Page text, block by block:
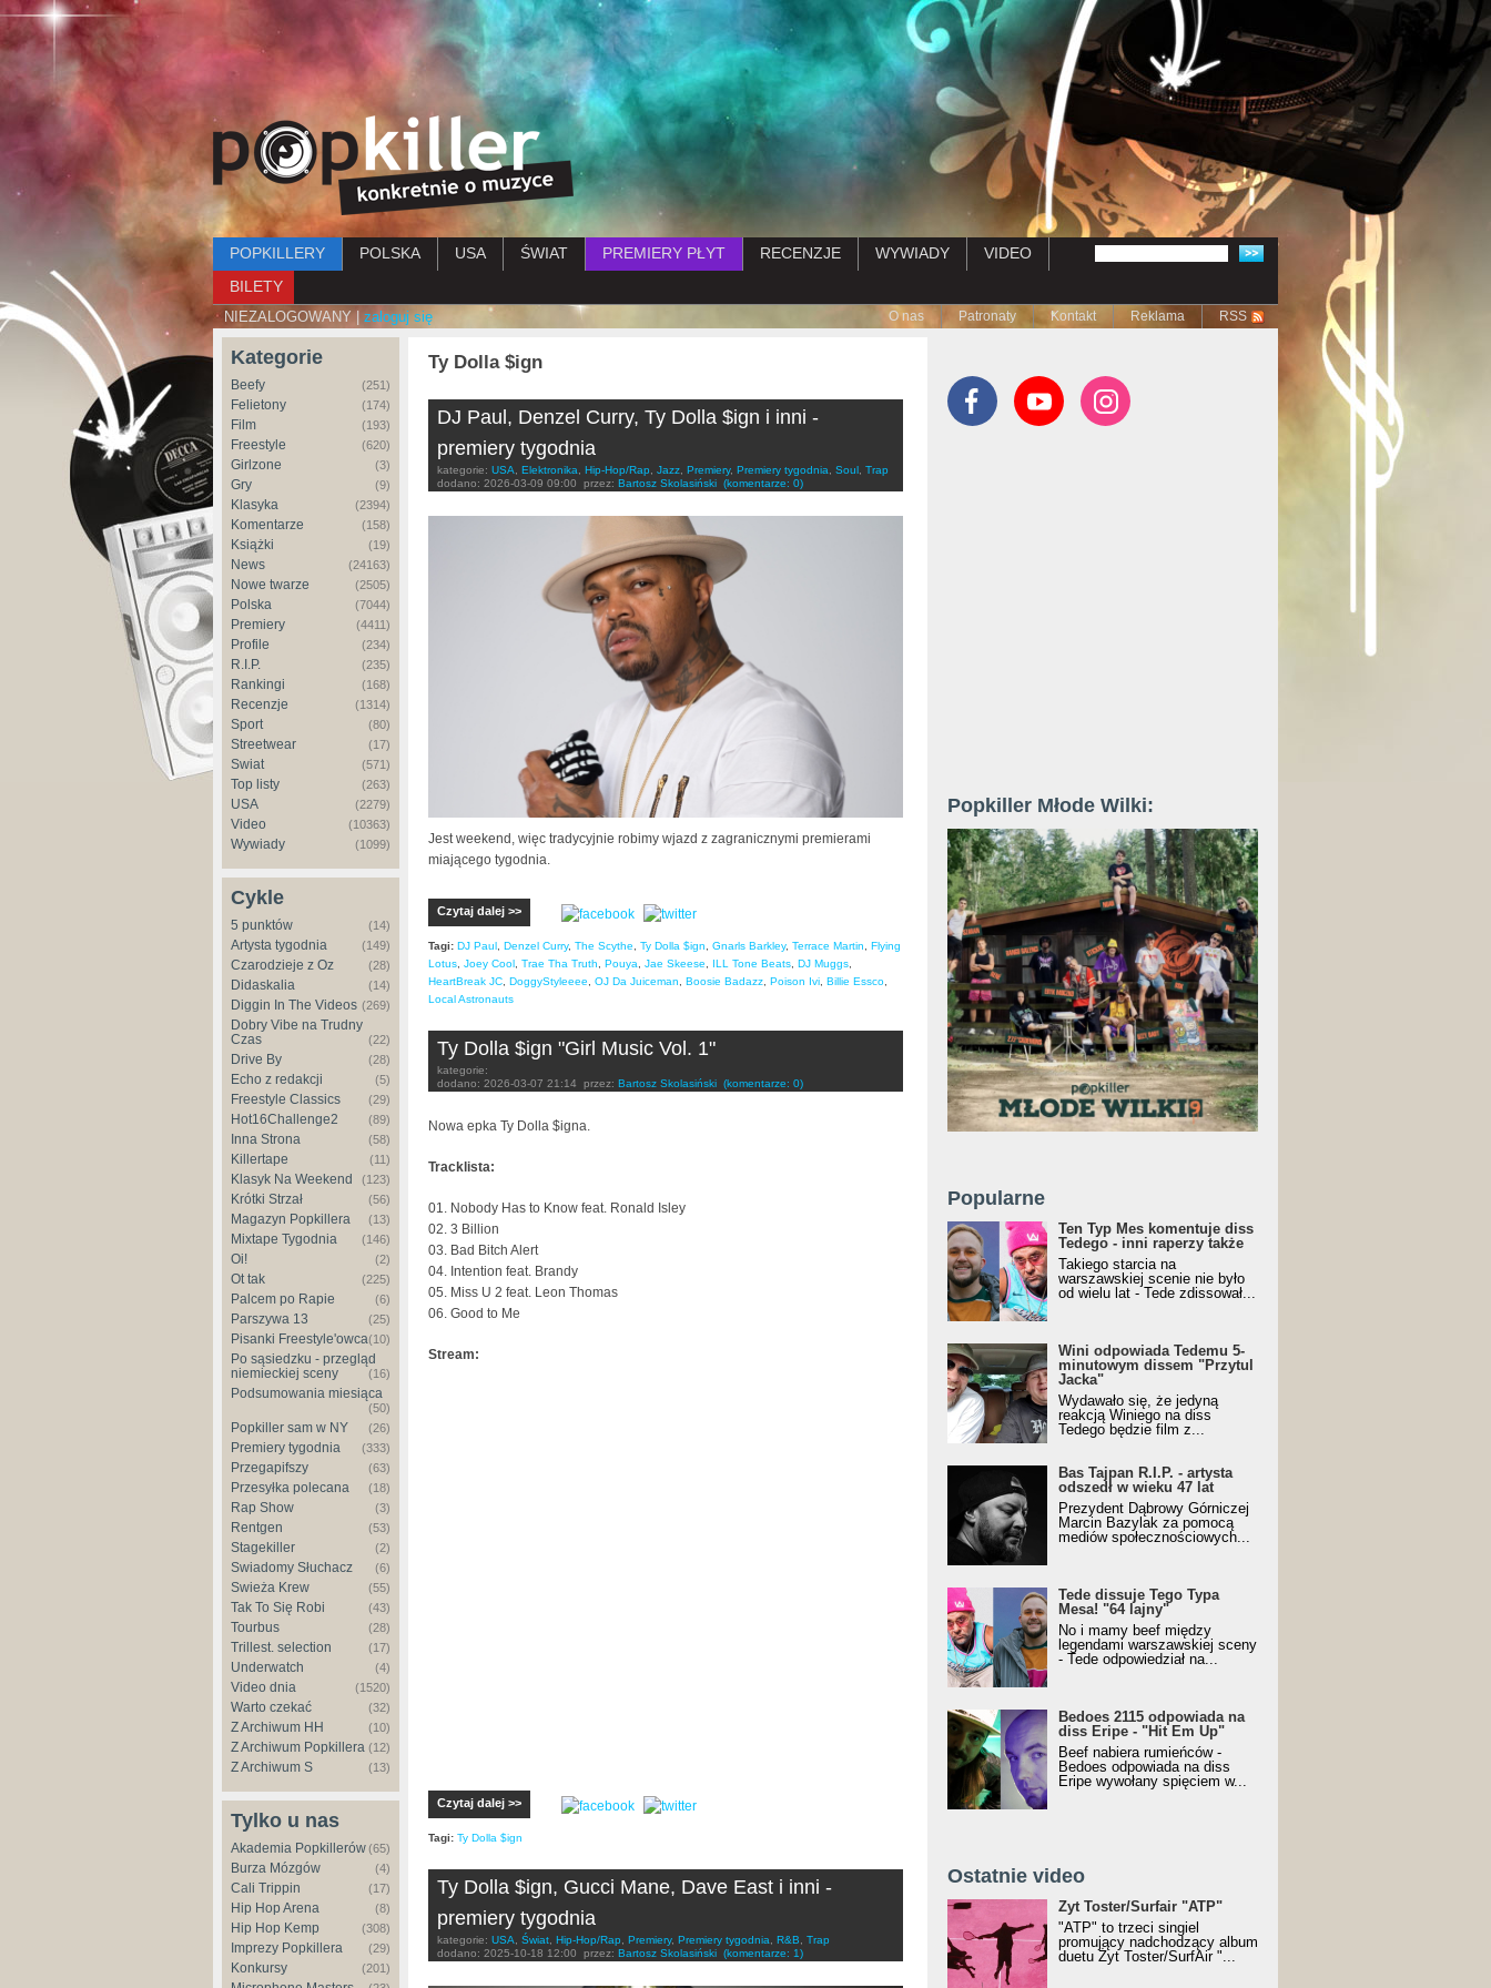
Przejdź do treści
Menu główne
POPKILLERY POLSKA USA ŚWIAT PREMIERY PŁYT RECENZJE WYWIADY
VIDEO
BILETY
NIEZALOGOWANY | zaloguj się Submenu
O nas Patronaty Kontakt Reklama RSS
Kategorie
Beefy (251)
Felietony (174)
Film (193)
Freestyle (620)
Girlzone (3)
Gry (9)
Klasyka (2394)
Komentarze (158)
Książki (19)
News (24163)
Nowe twarze (2505)
Polska (7044)
Premiery (4411)
Profile (234)
R.I.P. (235)
Rankingi (168)
Recenzje (1314)
Sport (80)
Streetwear (17)
Świat (571)
Top listy (263)
USA (2279)
Video (10363)
Wywiady (1099)
Cykle
5 punktów (14)
Artysta tygodnia (149)
Czarodzieje z Oz (28)
Didaskalia (14)
Diggin In The Videos (269)
Dobry Vibe na Trudny
Czas
(22)
Drive By (28)
Echo z redakcji (5)
Freestyle Classics (29)
Hot16Challenge2 (89)
Inna Strona (58)
Killertape (11)
Klasyk Na Weekend (123)
Krótki Strzał (56)
Magazyn Popkillera (13)
Mixtape Tygodnia (146)
Oi! (2)
Ot tak (225)
Palcem po Rapie (6)
Parszywa 13 (25)
Pisanki Freestyle'owca(10)
Po sąsiedzku - przegląd
niemieckiej sceny
(16)
Podsumowania miesiąca
(50)
Popkiller sam w NY (26)
Premiery tygodnia (333)
Przegapifszy (63)
Przesyłka polecana (18)
Rap Show (3)
Rentgen (53)
Stagekiller (2)
Świadomy Słuchacz (6)
Świeża Krew (55)
Tak To Się Robi (43)
Tourbus (28)
Trillest. selection (17)
Underwatch (4)
Video dnia (1520)
Warto czekać (32)
Z Archiwum HH (10)
Z Archiwum Popkillera (12)
Z Archiwum S (13)
Tylko u nas
Akademia Popkillerów(65)
Burza Mózgów (4)
Cali Trippin (17)
Hip Hop Arena (8)
Hip Hop Kemp (308)
Imprezy Popkillera (29)
Konkursy (201)
Ty Dolla $ign
DJ Paul, Denzel Curry, Ty Dolla $ign i inni -
premiery tygodnia
kategorie: USA Elektronika Hip-Hop/Rap Jazz Premiery, Premiery tygodnia Soul Trap
dodano: 2026-03-09 09:00 przez: Bartosz Skolasiński (komentarze: 0)
Jest weekend, więc tradycyjnie robimy wjazd z zagranicznymi premierami
miającego tygodnia.
Czytaj dalej >>
Tagi: DJ Paul Denzel Curry, The Scythe Ty Dolla $ign Gnarls Barkley, Terrace Martin
Flying
Lotus Joey Cool Trae Tha Truth Pouya Jae Skeese ILL Tone Beats DJ Muggs
HeartBreak JC DoggyStyleeee OJ Da Juiceman Boosie Badazz Poison Ivi Billie Essco
Local Astronauts
Ty Dolla $ign "Girl Music Vol. 1"
kategorie:
dodano: 2026-03-07 21:14 przez: Bartosz Skolasiński (komentarze: 0)
Nowa epka Ty Dolla $igna.
Tracklista:
01. Nobody Has to Know feat. Ronald Isley
02. 3 Billion
03. Bad Bitch Alert
04. Intention feat. Brandy
05. Miss U 2 feat. Leon Thomas
06. Good to Me
Stream:
Czytaj dalej >>
Tagi: Ty Dolla $ign
Ty Dolla $ign, Gucci Mane, Dave East i inni -
premiery tygodnia
kategorie: USA Świat Hip-Hop/Rap Premiery, Premiery tygodnia R&B
Trap
dodano: 2025-10-18 12:00 przez: Bartosz Skolasiński (komentarze: 1)
Popkiller Młode Wilki:
Popularne
Ten Typ Mes komentuje diss
Tedego - inni raperzy także
Takiego starcia na
warszawskiej scenie nie było
od wielu lat - Tede zdissował...
Wini odpowiada Tedemu 5-
minutowym dissem "Przytul
Jacka"
Wydawało się, że jedyną
reakcją Winiego na diss
Tedego będzie film z...
Bas Tajpan R.I.P. - artysta
odszedł w wieku 47 lat
Prezydent Dąbrowy Górniczej
Marcin Bazylak za pomocą
mediów społecznościowych...
Tede dissuje Tego Typa
Mesa! "64 lajny"
No i mamy beef między
legendami warszawskiej sceny
- Tede odpowiedział na...
Bedoes 2115 odpowiada na
diss Eripe - "Hit Em Up"
Beef nabiera rumieńców -
Bedoes odpowiada na diss
Eripe wywołany spięciem w...
Ostatnie video
Żyt Toster/SurfAir - ATP VIDEO
Żyt Toster/Surfair "ATP"
"ATP" to trzeci singiel
promujący nadchodzący album
duetu Żyt Toster/SurfAir "...